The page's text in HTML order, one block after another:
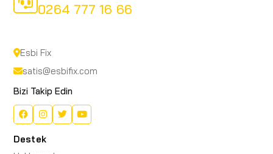
0264 777 16 66
Esbi Fix
satis@esbifix.com
Bizi Takip Edin
Destek